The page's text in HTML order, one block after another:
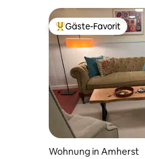
Beliebter Gäste-Favorit.
Gäste-Favorit
Wohnung in Amherst